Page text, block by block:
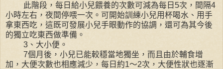
此階段，每日給小兒餵養的次數可減為每日5次，間隔4
小時左右，夜間停喂一次。可開始訓練小兒用杯喝水、用手
拿東西吃，這既可發展小兒手眼動作的協調，還可為其今後
的獨立吃東西做準備。
3、大小便。
7個月後，小兒已能較穩當地獨坐，而且由於輔食增
加，大便次數也相應減少，每日約1～2次，大便性狀也逐漸